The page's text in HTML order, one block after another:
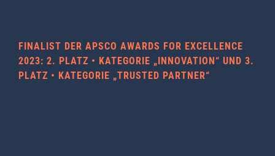
FINALIST DER APSCO AWARDS FOR EXCELLENCE
2023: 2. PLATZ • KATEGORIE „INNOVATION“ UND 3.
PLATZ • KATEGORIE „TRUSTED PARTNER“